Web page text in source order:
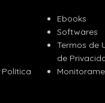
Ebooks
Softwares
Termos de
de